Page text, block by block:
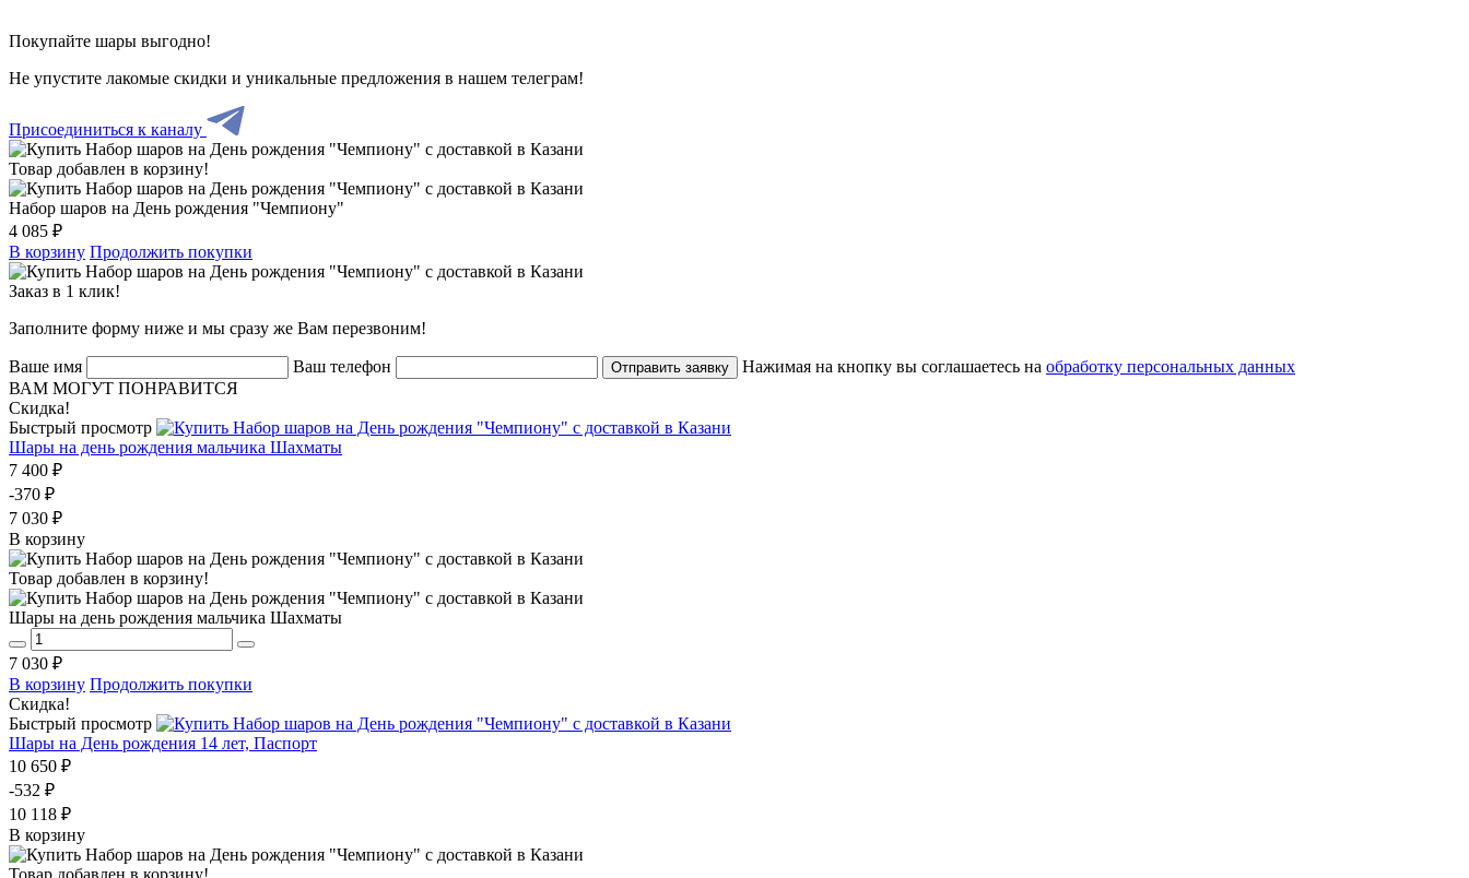
Покупайте шары выгодно!
Не упустите лакомые скидки и уникальные предложения в нашем телеграм!
Присоединиться к каналу
Товар добавлен в корзину!
Набор шаров на День рождения "Чемпиону"
4 085 ₽
В корзину Продолжить покупки
Заказ в 1 клик!
Заполните форму ниже и мы сразу же Вам перезвоним!
Ваше имя Ваш телефон Отправить заявку Нажимая на кнопку вы соглашаетесь на обработку персональных данных
ВАМ МОГУТ ПОНРАВИТСЯ
Скидка!
Быстрый просмотр
Шары на день рождения мальчика Шахматы
7 400 ₽
-370 ₽
7 030 ₽
В корзину
Товар добавлен в корзину!
Шары на день рождения мальчика Шахматы
7 030 ₽
В корзину Продолжить покупки
Скидка!
Быстрый просмотр
Шары на День рождения 14 лет, Паспорт
10 650 ₽
-532 ₽
10 118 ₽
В корзину